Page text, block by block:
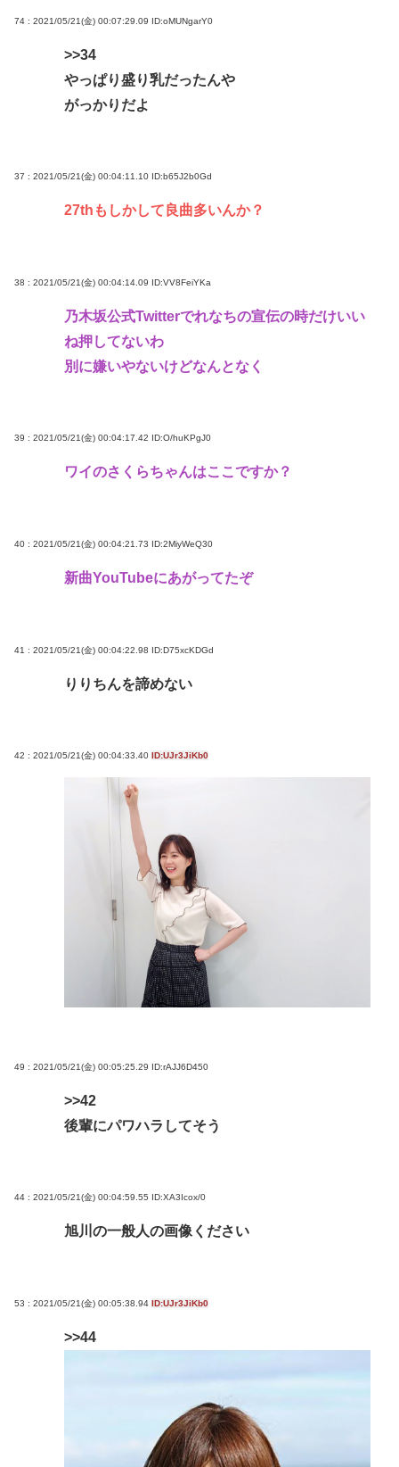
74 : 2021/05/21(金) 00:07:29.09 ID:oMUNgarY0
>>34
やっぱり盛り乳だったんや
がっかりだよ
37 : 2021/05/21(金) 00:04:11.10 ID:b65J2b0Gd
27thもしかして良曲多いんか？
38 : 2021/05/21(金) 00:04:14.09 ID:VV8FeiYKa
乃木坂公式Twitterでれなちの宣伝の時だけいい
ね押してないわ
別に嫌いやないけどなんとなく
39 : 2021/05/21(金) 00:04:17.42 ID:O/huKPgJ0
ワイのさくらちゃんはここですか？
40 : 2021/05/21(金) 00:04:21.73 ID:2MiyWeQ30
新曲YouTubeにあがってたぞ
41 : 2021/05/21(金) 00:04:22.98 ID:D75xcKDGd
りりちんを諦めない
42 : 2021/05/21(金) 00:04:33.40 ID:UJr3JiKb0
49 : 2021/05/21(金) 00:05:25.29 ID:rAJJ6D450
>>42
後輩にパワハラしてそう
44 : 2021/05/21(金) 00:04:59.55 ID:XA3Icox/0
旭川の一般人の画像ください
53 : 2021/05/21(金) 00:05:38.94 ID:UJr3JiKb0
>>44